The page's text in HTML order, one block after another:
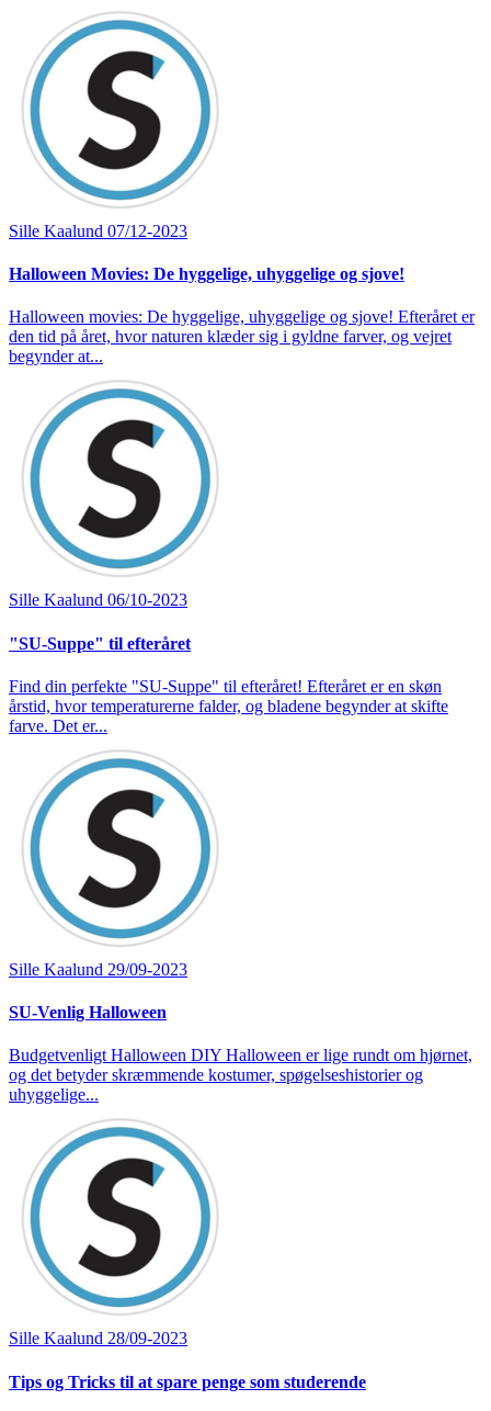
Sille Kaalund 07/12-2023
Halloween Movies: De hyggelige, uhyggelige og sjove!
Halloween movies: De hyggelige, uhyggelige og sjove! Efteråret er
den tid på året, hvor naturen klæder sig i gyldne farver, og vejret
begynder at...
Sille Kaalund 06/10-2023
"SU-Suppe" til efteråret
Find din perfekte "SU-Suppe" til efteråret! Efteråret er en skøn
årstid, hvor temperaturerne falder, og bladene begynder at skifte
farve. Det er...
Sille Kaalund 29/09-2023
SU-Venlig Halloween
Budgetvenligt Halloween DIY Halloween er lige rundt om hjørnet,
og det betyder skræmmende kostumer, spøgelseshistorier og
uhyggelige...
Sille Kaalund 28/09-2023
Tips og Tricks til at spare penge som studerende